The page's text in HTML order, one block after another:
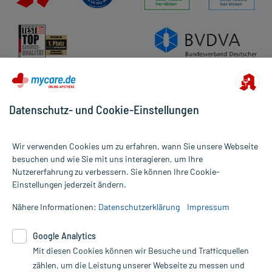
Alle Preise gelten inkl. MwSt., ggf. zzgl. Versandkosten
Informationen auf dieser Website werden ausschließlich für
die Untersuchung und Behandlung durch einen Arzt. Bitte
Therapien eingeleitet werden können. | Diese Webseite benutzt
Google Analytics. Lesen Sie bitte dazu die wichtigen Hinweise in
unserer Datenschutzerklärung. Für den Widerruf einer Bestellung
Datenschutz- und Cookie-Einstellungen
Wir verwenden Cookies um zu erfahren, wann Sie unsere Webseite
besuchen und wie Sie mit uns interagieren, um Ihre
Nutzererfahrung zu verbessern. Sie können Ihre Cookie-
Einstellungen jederzeit ändern.
Nähere Informationen: Datenschutzerklärung Impressum
Google Analytics
Mit diesen Cookies können wir Besuche und Trafficquellen
zählen, um die Leistung unserer Webseite zu messen und